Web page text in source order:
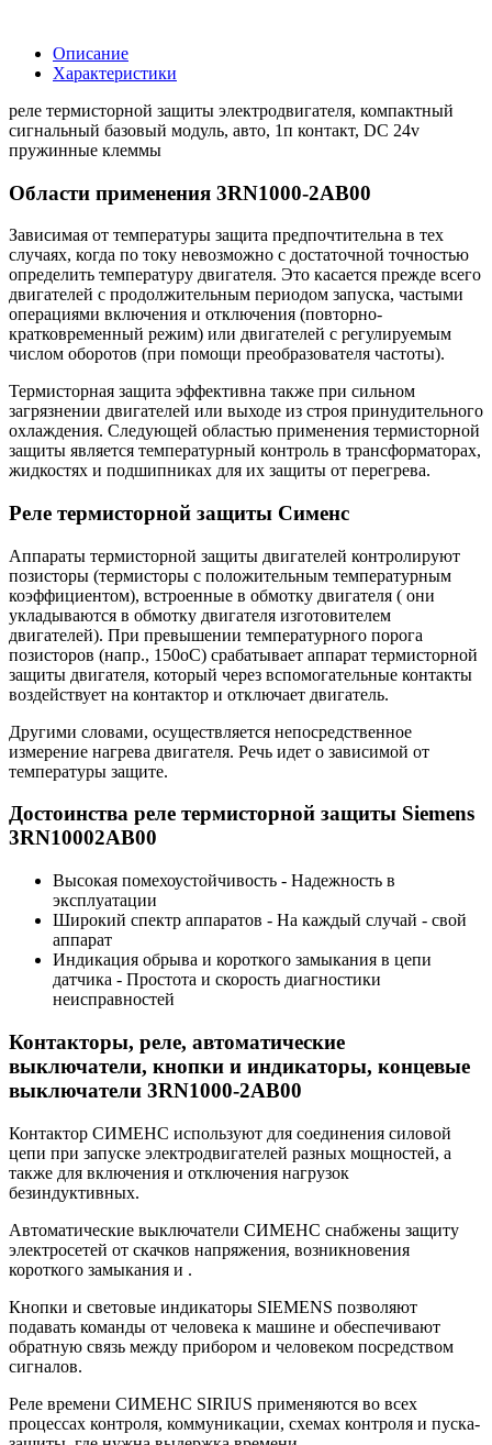
Описание
Характеристики
реле термисторной защиты электродвигателя, компактный
сигнальный базовый модуль, авто, 1п контакт, DC 24v
пружинные клеммы
Области применения 3RN1000-2AB00
Зависимая от температуры защита предпочтительна в тех
случаях, когда по току невозможно с достаточной точностью
определить температуру двигателя. Это касается прежде всего
двигателей с продолжительным периодом запуска, частыми
операциями включения и отключения (повторно-
кратковременный режим) или двигателей с регулируемым
числом оборотов (при помощи преобразователя частоты).
Термисторная защита эффективна также при сильном
загрязнении двигателей или выходе из строя принудительного
охлаждения. Следующей областью применения термисторной
защиты является температурный контроль в трансформаторах,
жидкостях и подшипниках для их защиты от перегрева.
Реле термисторной защиты Сименс
Аппараты термисторной защиты двигателей контролируют
позисторы (термисторы с положительным температурным
коэффициентом), встроенные в обмотку двигателя ( они
укладываются в обмотку двигателя изготовителем
двигателей). При превышении температурного порога
позисторов (напр., 150oС) срабатывает аппарат термисторной
защиты двигателя, который через вспомогательные контакты
воздействует на контактор и отключает двигатель.
Другими словами, осуществляется непосредственное
измерение нагрева двигателя. Речь идет о зависимой от
температуры защите.
Достоинства реле термисторной защиты Siemens
3RN10002AB00
Высокая помехоустойчивость - Надежность в
эксплуатации
Широкий спектр аппаратов - На каждый случай - свой
аппарат
Индикация обрыва и короткого замыкания в цепи
датчика - Простота и скорость диагностики
неисправностей
Контакторы, реле, автоматические
выключатели, кнопки и индикаторы, концевые
выключатели 3RN1000-2AB00
Контактор СИМЕНС используют для соединения силовой
цепи при запуске электродвигателей разных мощностей, а
также для включения и отключения нагрузок
безиндуктивных.
Автоматические выключатели СИМЕНС снабжены защиту
электросетей от скачков напряжения, возникновения
короткого замыкания и .
Кнопки и световые индикаторы SIEMENS позволяют
подавать команды от человека к машине и обеспечивают
обратную связь между прибором и человеком посредством
сигналов.
Реле времени СИМЕНС SIRIUS применяются во всех
процессах контроля, коммуникации, схемах контроля и пуска-